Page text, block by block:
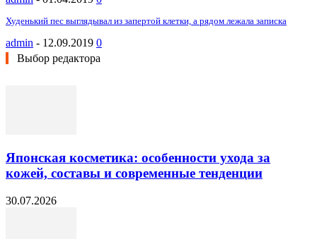
Худенький пес выглядывал из запертой клетки, а рядом лежала записка
admin - 12.09.2019 0
Выбор редактора
Японская косметика: особенности ухода за
кожей, составы и современные тенденции
30.07.2026